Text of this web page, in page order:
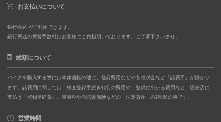
お支払いについて
銀行振込 がご利用できます。
銀行振込の振替手数料はお客様にご負担頂いております。ご了承下さいませ。
総額について
バイクを購入する際には本体価格の他に、登録費用などや各種税金など「諸費用」が掛かり
ます。諸費用に関しては、検査登録手続き代行の費用や、整備に掛かる費用など、販売店に
支払う「登録諸経費」。重量税や自賠責保険などの「法定費用」の2種類の事です。
営業時間